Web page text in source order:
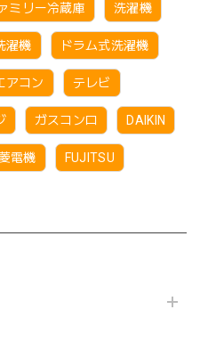
ミリー冷蔵庫 洗濯機
濯機 ドラム式洗濯機
アコン テレビ
ガスコンロ DAIKIN
電機 FUJITSU